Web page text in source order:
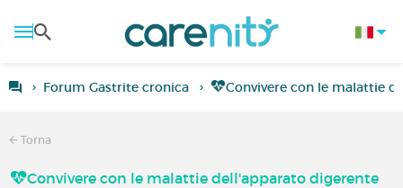
Forum Gastrite cronica Convivere con le malattie
Torna
Convivere con le malattie dell'apparato digerente